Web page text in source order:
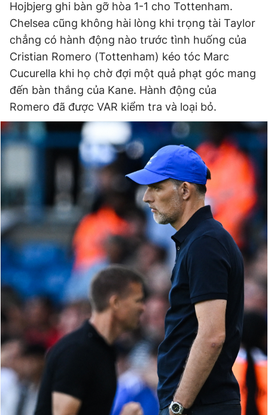
Hojbjerg ghi bàn gỡ hòa 1-1 cho Tottenham.
Chelsea cũng không hài lòng khi trọng tài Taylor
chẳng có hành động nào trước tình huống của
Cristian Romero (Tottenham) kéo tóc Marc
Cucurella khi họ chờ đợi một quả phạt góc mang
đến bàn thắng của Kane. Hành động của
Romero đã được VAR kiểm tra và loại bỏ.